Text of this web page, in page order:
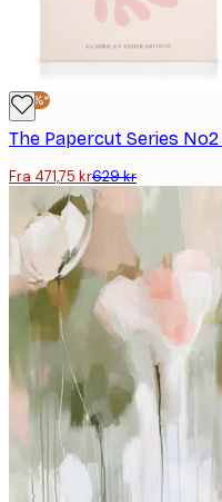
-25%*
Fra 471,75 kr629 kr